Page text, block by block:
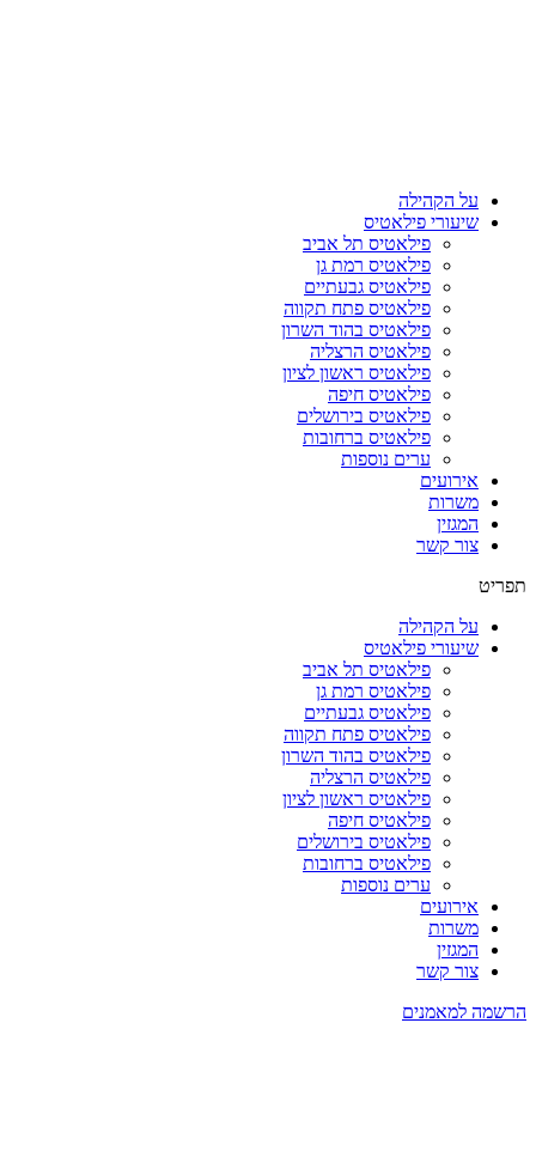
על הקהילה
שיעורי פילאטיס
פילאטיס תל אביב
פילאטיס רמת גן
פילאטיס גבעתיים
פילאטיס פתח תקווה
פילאטיס בהוד השרון
פילאטיס הרצליה
פילאטיס ראשון לציון
פילאטיס חיפה
פילאטיס בירושלים
פילאטיס ברחובות
ערים נוספות
אירועים
משרות
המגזין
צור קשר
תפריט
על הקהילה
שיעורי פילאטיס
פילאטיס תל אביב
פילאטיס רמת גן
פילאטיס גבעתיים
פילאטיס פתח תקווה
פילאטיס בהוד השרון
פילאטיס הרצליה
פילאטיס ראשון לציון
פילאטיס חיפה
פילאטיס בירושלים
פילאטיס ברחובות
ערים נוספות
אירועים
משרות
המגזין
צור קשר
הרשמה למאמנים